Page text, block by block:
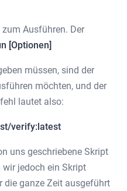
Ausführen. Der
[Optionen]
müssen, sind der
möchten, und der
lautet also:
verify:latest
uns geschriebene Skript
wir jedoch ein Skript
die ganze Zeit ausgeführt